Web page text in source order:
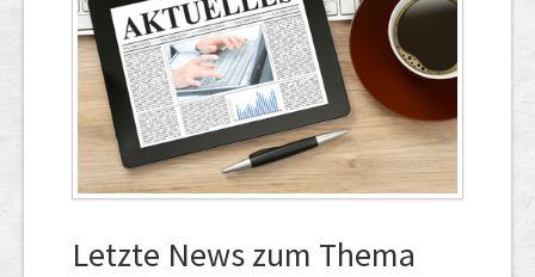
Letzte News zum Thema